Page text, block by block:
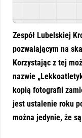
Zespół Lubelskiej
pozwalającym na
Korzystając z tej
nazwie
kopią fotografii
jest ustalenie roku
można jedynie, że